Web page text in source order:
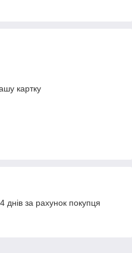
картку
за рахунок покупця